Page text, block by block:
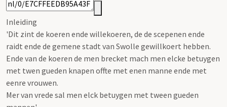
Inleiding
'Dit zint de koeren ende willekoeren, de de scepenen ende
raidt ende de gemene stadt van Swolle gewillkoert hebben.
Ende van de koeren de men brecket mach men elcke betuygen
met twen gueden knapen offte met enen manne ende met
eenre vrouwen.
Mer van vrede sal men elck betuygen met tween gueden